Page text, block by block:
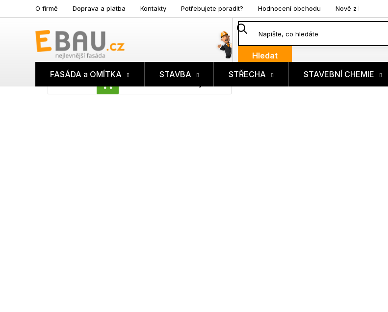
na
O firmě Doprava a platba Kontakty Potřebujete poradit? Hodnocení obchodu Nově z blogu
Hledat
NÁKUPNÍ
FASÁDA a OMÍTKA STAVBA STŘECHA STAVEBNÍ CHEMIE